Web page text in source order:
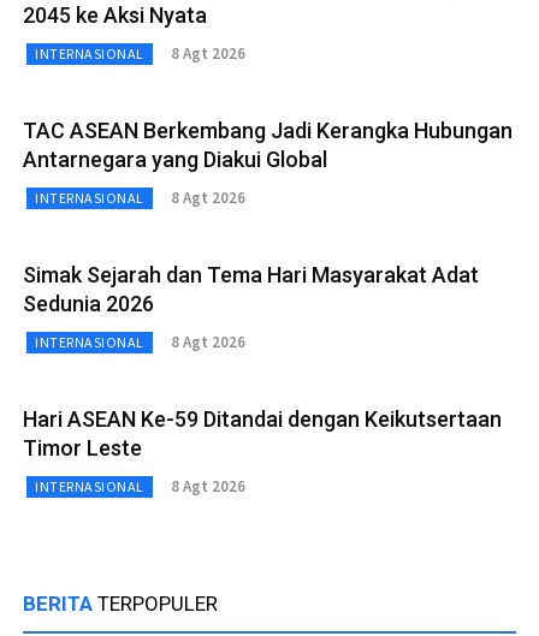
2045 ke Aksi Nyata
INTERNASIONAL 8 Agt 2026
TAC ASEAN Berkembang Jadi Kerangka Hubungan
Antarnegara yang Diakui Global
INTERNASIONAL 8 Agt 2026
Simak Sejarah dan Tema Hari Masyarakat Adat
Sedunia 2026
INTERNASIONAL 8 Agt 2026
Hari ASEAN Ke-59 Ditandai dengan Keikutsertaan
Timor Leste
INTERNASIONAL 8 Agt 2026
BERITA TERPOPULER